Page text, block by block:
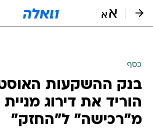
כסף
הוריד את דירוג
מ"רכישה" ל"החזק"